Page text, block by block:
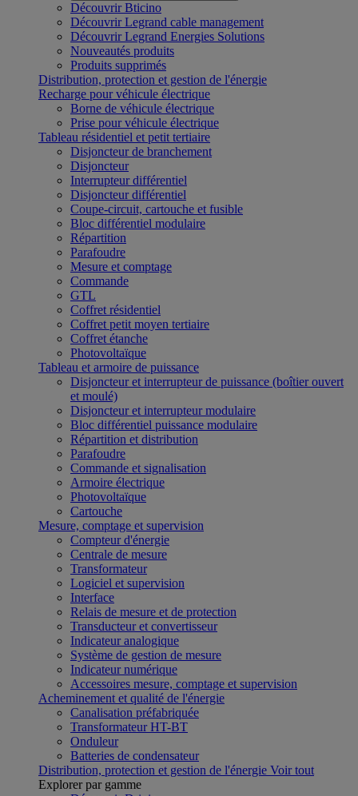
Découvrir Bticino
Découvrir Legrand cable management
Découvrir Legrand Energies Solutions
Nouveautés produits
Produits supprimés
Distribution, protection et gestion de l'énergie
Recharge pour véhicule électrique
Borne de véhicule électrique
Prise pour véhicule électrique
Tableau résidentiel et petit tertiaire
Disjoncteur de branchement
Disjoncteur
Interrupteur différentiel
Disjoncteur différentiel
Coupe-circuit, cartouche et fusible
Bloc différentiel modulaire
Répartition
Parafoudre
Mesure et comptage
Commande
GTL
Coffret résidentiel
Coffret petit moyen tertiaire
Coffret étanche
Photovoltaïque
Tableau et armoire de puissance
Disjoncteur et interrupteur de puissance (boîtier ouvert
et moulé)
Disjoncteur et interrupteur modulaire
Bloc différentiel puissance modulaire
Répartition et distribution
Parafoudre
Commande et signalisation
Armoire électrique
Photovoltaïque
Cartouche
Mesure, comptage et supervision
Compteur d'énergie
Centrale de mesure
Transformateur
Logiciel et supervision
Interface
Relais de mesure et de protection
Transducteur et convertisseur
Indicateur analogique
Système de gestion de mesure
Indicateur numérique
Accessoires mesure, comptage et supervision
Acheminement et qualité de l'énergie
Canalisation préfabriquée
Transformateur HT-BT
Onduleur
Batteries de condensateur
Distribution, protection et gestion de l'énergie Voir tout
Explorer par gamme